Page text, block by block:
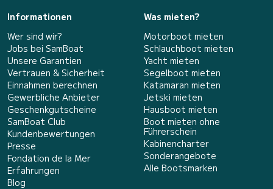
Informationen
Wer sind wir?
Jobs bei SamBoat
Unsere Garantien
Vertrauen & Sicherheit
Einnahmen berechnen
Gewerbliche Anbieter
Geschenkgutscheine
SamBoat Club
Kundenbewertungen
Presse
Fondation de la Mer
Erfahrungen
Blog
Was mieten?
Motorboot mieten
Schlauchboot mieten
Yacht mieten
Segelboot mieten
Katamaran mieten
Jetski mieten
Hausboot mieten
Boot mieten ohne
Führerschein
Kabinencharter
Sonderangebote
Alle Bootsmarken